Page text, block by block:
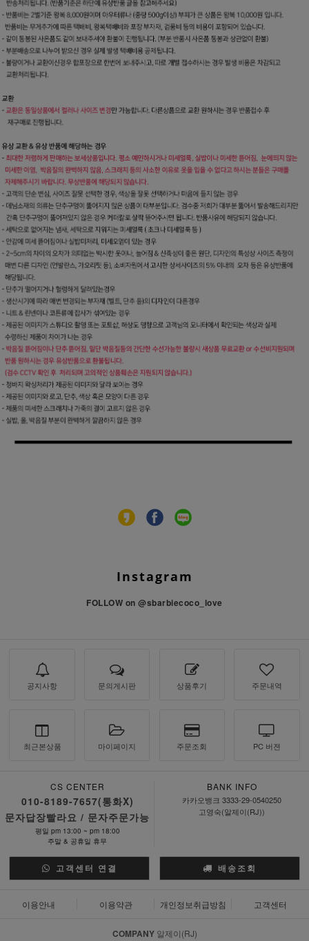
Instagram
FOLLOW on @sbarbiecoco_love
공지사항 문의게시판 상품후기 주문내역
최근본상품 마이페이지 주문조회 PC 버젼
CS CENTER
010-8189-7657(통화X)
문자답장빨라요 / 문자주문가능
평일 pm 13:00 ~ pm 18:00
주말 & 공휴일 휴무
BANK INFO
카카오뱅크 3333-29-0540250
고영숙(알제이(RJ))
고객센터 연결 배송조회
이용안내 이용약관 개인정보취급방침 고객센터
COMPANY알제이(RJ)